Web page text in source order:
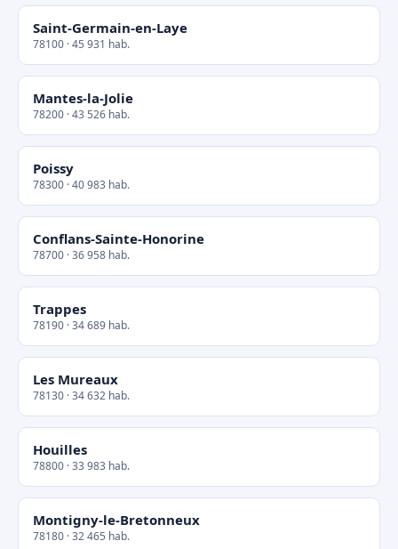
Saint-Germain-en-Laye
78100 · 45 931 hab.
Mantes-la-Jolie
78200 · 43 526 hab.
Poissy
78300 · 40 983 hab.
Conflans-Sainte-Honorine
78700 · 36 958 hab.
Trappes
78190 · 34 689 hab.
Les Mureaux
78130 · 34 632 hab.
Houilles
78800 · 33 983 hab.
Montigny-le-Bretonneux
78180 · 32 465 hab.